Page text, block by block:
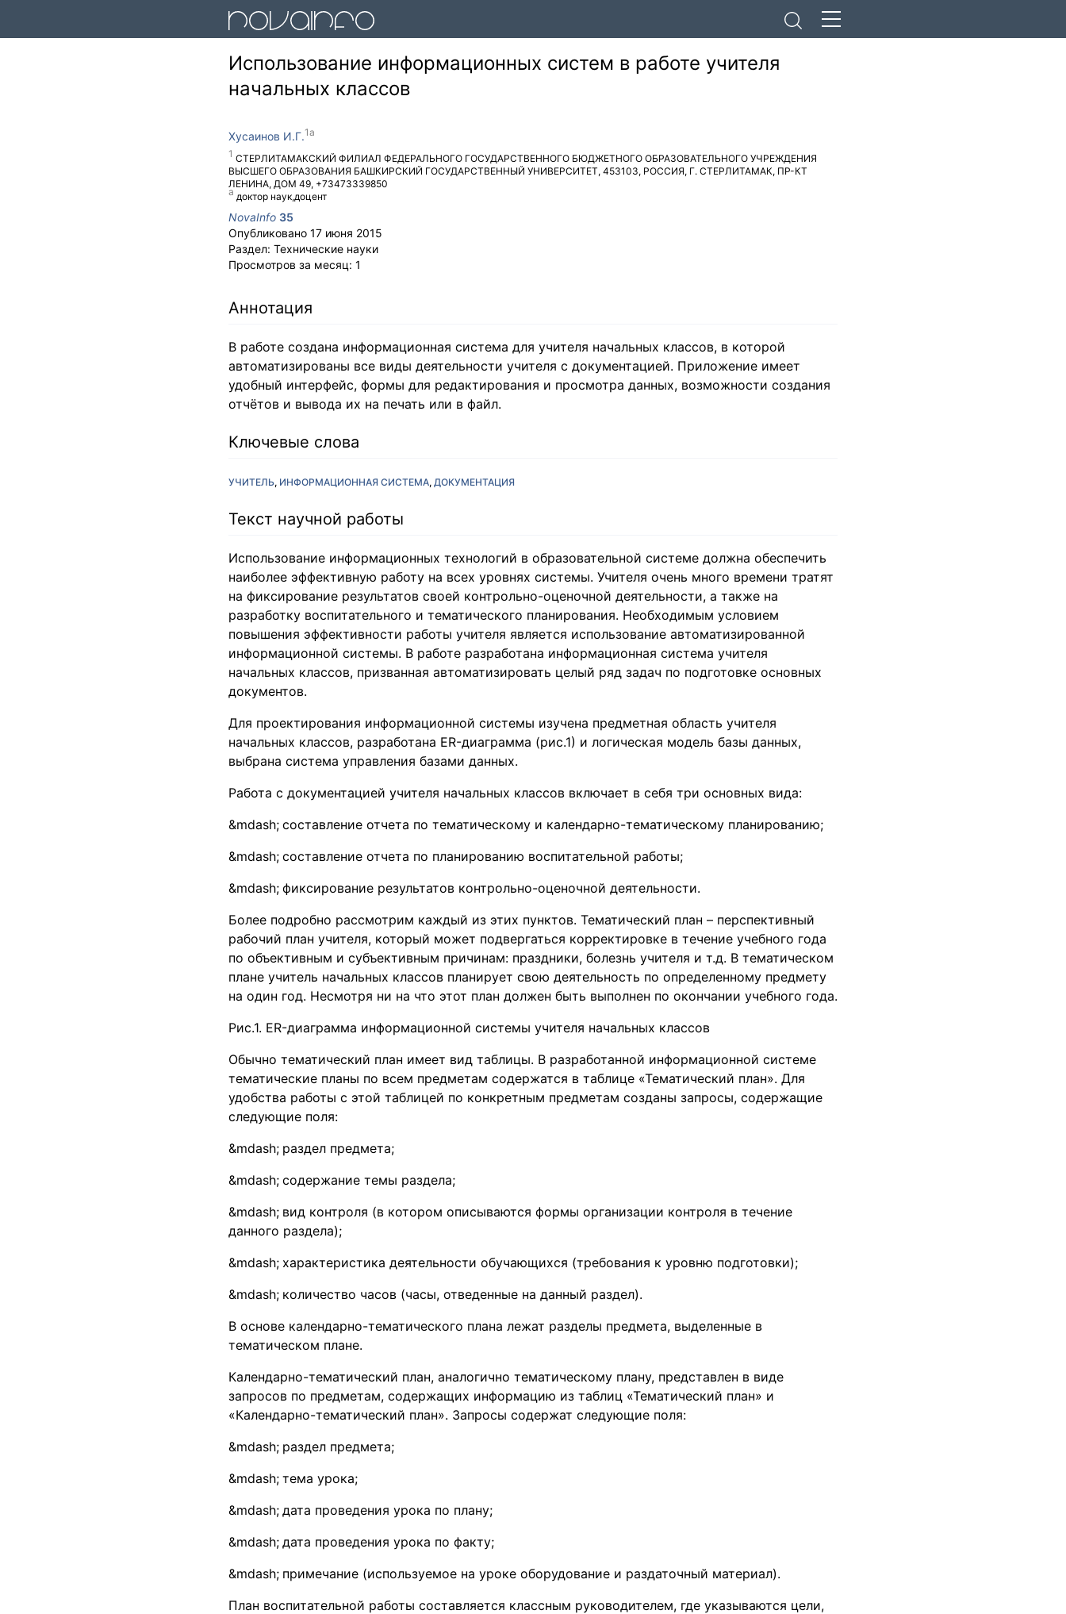
Использование информационных систем в работе учителя
начальных классов
Хусаинов И.Г.
СТЕРЛИТАМАКСКИЙ ФИЛИАЛ ФЕДЕРАЛЬНОГО ГОСУДАРСТВЕННОГО БЮДЖЕТНОГО ОБРАЗОВАТЕЛЬНОГО УЧРЕЖДЕНИЯ
ВЫСШЕГО ОБРАЗОВАНИЯ БАШКИРСКИЙ ГОСУДАРСТВЕННЫЙ УНИВЕРСИТЕТ, 453103, РОССИЯ, Г. СТЕРЛИТАМАК, ПР-КТ
ЛЕНИНА, ДОМ 49, +73473339850
доктор наук,доцент
NovaInfo 35
Опубликовано 17 июня 2015
Раздел: Технические науки
Просмотров за месяц: 1
Аннотация
В работе создана информационная система для учителя начальных классов, в которой
автоматизированы все виды деятельности учителя с документацией. Приложение имеет
удобный интерфейс, формы для редактирования и просмотра данных, возможности создания
отчётов и вывода их на печать или в файл.
Ключевые слова
УЧИТЕЛЬ ИНФОРМАЦИОННАЯ СИСТЕМА ДОКУМЕНТАЦИЯ
Текст научной работы
Использование информационных технологий в образовательной системе должна обеспечить
наиболее эффективную работу на всех уровнях системы. Учителя очень много времени тратят
на фиксирование результатов своей контрольно-оценочной деятельности, а также на
разработку воспитательного и тематического планирования. Необходимым условием
повышения эффективности работы учителя является использование автоматизированной
информационной системы. В работе разработана информационная система учителя
начальных классов, призванная автоматизировать целый ряд задач по подготовке основных
документов.
Для проектирования информационной системы изучена предметная область учителя
начальных классов, разработана ER-диаграмма (рис.1) и логическая модель базы данных,
выбрана система управления базами данных.
Работа с документацией учителя начальных классов включает в себя три основных вида:
составление отчета по тематическому и календарно-тематическому планированию;
составление отчета по планированию воспитательной работы;
фиксирование результатов контрольно-оценочной деятельности.
Более подробно рассмотрим каждый из этих пунктов. Тематический план – перспективный
рабочий план учителя, который может подвергаться корректировке в течение учебного года
по объективным и субъективным причинам: праздники, болезнь учителя и т.д. В тематическом
плане учитель начальных классов планирует свою деятельность по определенному предмету
на один год. Несмотря ни на что этот план должен быть выполнен по окончании учебного года.
Рис.1. ER-диаграмма информационной системы учителя начальных классов
Обычно тематический план имеет вид таблицы. В разработанной информационной системе
тематические планы по всем предметам содержатся в таблице «Тематический план». Для
удобства работы с этой таблицей по конкретным предметам созданы запросы, содержащие
следующие поля:
раздел предмета;
содержание темы раздела;
вид контроля (в котором описываются формы организации контроля в течение
данного раздела);
характеристика деятельности обучающихся (требования к уровню подготовки);
количество часов (часы, отведенные на данный раздел).
В основе календарно-тематического плана лежат разделы предмета, выделенные в
тематическом плане.
Календарно-тематический план, аналогично тематическому плану, представлен в виде
запросов по предметам, содержащих информацию из таблиц «Тематический план» и
«Календарно-тематический план». Запросы содержат следующие поля:
раздел предмета;
тема урока;
дата проведения урока по плану;
дата проведения урока по факту;
примечание (используемое на уроке оборудование и раздаточный материал).
План воспитательной работы составляется классным руководителем, где указываются цели,